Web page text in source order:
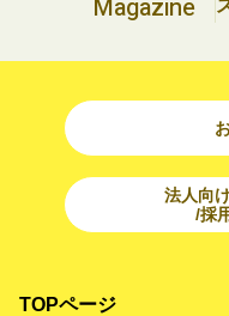
Magazine
法人向
/採
TOPページ